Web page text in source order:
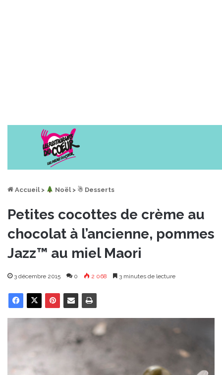
Accueil > ︎ Noël > ☃ Desserts
Petites cocottes de crème au
chocolat à l’ancienne, pommes
Jazz™ au miel Maori
3 décembre 2015 0 2 068 3 minutes de lecture